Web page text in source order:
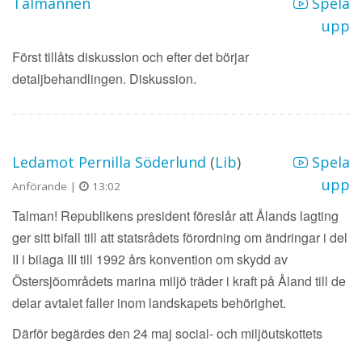
upp
Först tillåts diskussion och efter det börjar
detaljbehandlingen. Diskussion.
Ledamot Pernilla Söderlund (Lib)
Anförande | 13:02
Spela
upp
Talman! Republikens president föreslår att Ålands lagting
ger sitt bifall till att statsrådets förordning om ändringar i del
II i bilaga III till 1992 års konvention om skydd av
Östersjöområdets marina miljö träder i kraft på Åland till de
delar avtalet faller inom landskapets behörighet.
Därför begärdes den 24 maj social- och miljöutskottets